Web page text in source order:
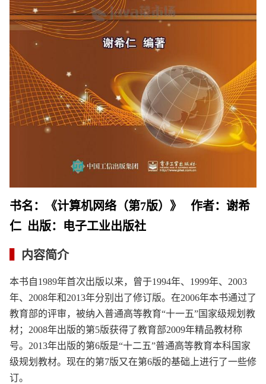
书名：《计算机网络（第7版）》 作者：谢希
仁 出版：电子工业出版社
内容简介
本书自1989年首次出版以来，曾于1994年、1999年、2003
年、2008年和2013年分别出了修订版。在2006年本书通过了
教育部的评审，被纳入普通高等教育“十一五”国家级规划教
材；2008年出版的第5版获得了教育部2009年精品教材称
号。2013年出版的第6版是“十二五”普通高等教育本科国家
级规划教材。现在的第7版又在第6版的基础上进行了一些修
订。